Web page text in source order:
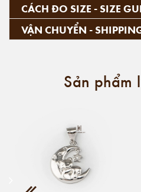
CÁCH ĐO SIZE - SIZE
VẬN CHUYỂN -
Sản phẩm